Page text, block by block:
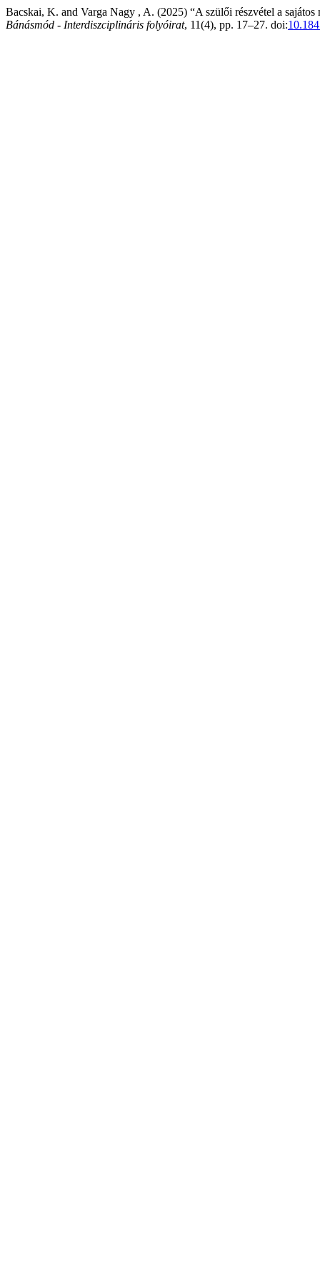
Bacskai, K. and Varga Nagy , A. (2025) “A szülői részvétel a
Bánásmód - Interdiszciplináris folyóirat, 11(4), pp. 17–27. doi: